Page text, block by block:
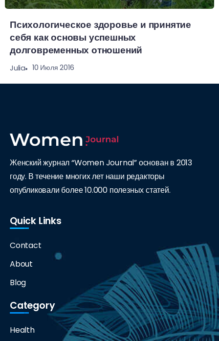
Психологическое здоровье и принятие
себя как основы успешных
долговременных отношений
Julia 10 Июля 2016
Женский журнал “Women Journal” основан в 2013
году. В течение многих лет наши редакторы
опубликовали более 10.000 полезных статей.
Quick Links
Contact
About
Blog
Category
Health